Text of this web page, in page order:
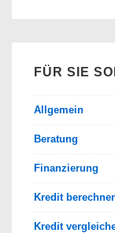
FÜR SIE
Allgemein
Beratung
Finanzierung
Kredit
Kredit